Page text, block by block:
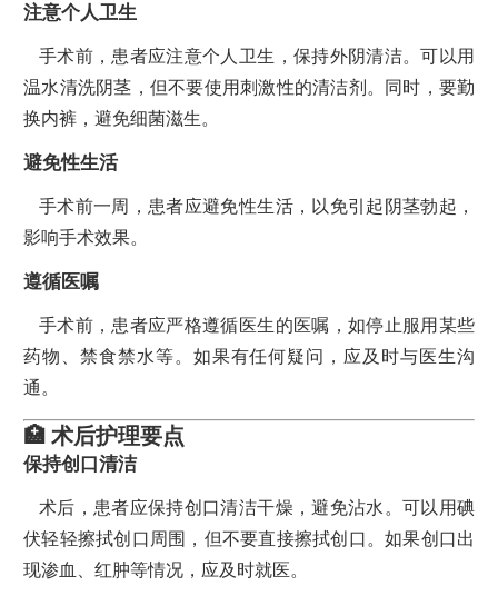
注意个人卫生
手术前，患者应注意个人卫生，保持外阴清洁。可以用
温水清洗阴茎，但不要使用刺激性的清洁剂。同时，要勤
换内裤，避免细菌滋生。
避免性生活
手术前一周，患者应避免性生活，以免引起阴茎勃起，
影响手术效果。
遵循医嘱
手术前，患者应严格遵循医生的医嘱，如停止服用某些
药物、禁食禁水等。如果有任何疑问，应及时与医生沟
通。
🏥 术后护理要点
保持创口清洁
术后，患者应保持创口清洁干燥，避免沾水。可以用碘
伏轻轻擦拭创口周围，但不要直接擦拭创口。如果创口出
现渗血、红肿等情况，应及时就医。